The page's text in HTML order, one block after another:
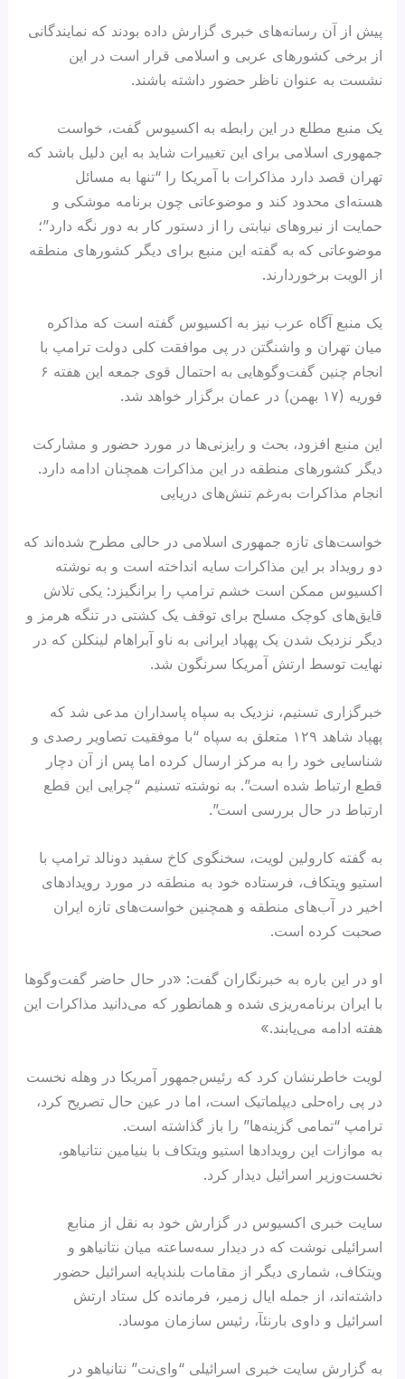
پیش از آن رسانه‌های خبری گزارش داده بودند که نمایندگانی
از برخی کشورهای عربی و اسلامی قرار است در این
نشست به عنوان ناظر حضور داشته باشند.
یک منبع مطلع در این رابطه به اکسیوس گفت، خواست
جمهوری اسلامی برای این تغییرات شاید به این دلیل باشد که
تهران قصد دارد مذاکرات با آمریکا را “تنها به مسائل
هسته‌ای محدود کند و موضوعاتی چون برنامه موشکی و
حمایت از نیروهای نیابتی را از دستور کار به دور نگه دارد”؛
موضوعاتی که به گفته این منبع برای دیگر کشورهای منطقه
از الویت برخوردارند.
یک منبع آگاه عرب نیز به اکسیوس گفته است که مذاکره
میان تهران و واشنگتن در پی موافقت کلی دولت ترامپ با
انجام چنین گفت‌وگوهایی به احتمال قوی جمعه این هفته ۶
فوریه (۱۷ بهمن) در عمان برگزار خواهد شد.
این منبع افزود، بحث و رایزنی‌ها در مورد حضور و مشارکت
دیگر کشورهای منطقه در این مذاکرات همچنان ادامه دارد.
انجام مذاکرات به‌رغم تنش‌های دریایی
خواست‌های تازه جمهوری اسلامی در حالی مطرح شده‌اند که
دو رویداد بر این مذاکرات سایه انداخته است و به نوشته
اکسیوس ممکن است خشم ترامپ را برانگیزد: یکی تلاش
قایق‌های کوچک مسلح برای توقف یک کشتی در تنگه هرمز و
دیگر نزدیک شدن یک پهپاد ایرانی به ناو آبراهام لینکلن که در
نهایت توسط ارتش آمریکا سرنگون شد.
خبرگزاری تسنیم، نزدیک به سپاه پاسداران مدعی شد که
پهپاد شاهد ۱۲۹ متعلق به سپاه “با موفقیت تصاویر رصدی و
شناسایی خود را به مرکز ارسال کرده اما پس از آن دچار
قطع ارتباط شده است”. به نوشته تسنیم “چرایی این قطع
ارتباط در حال بررسی است”.
به گفته کارولین لویت، سخنگوی کاخ سفید دونالد ترامپ با
استیو ویتکاف، فرستاده خود به منطقه در مورد رویدادهای
اخیر در آب‌های منطقه و همچنین خواست‌های تازه ایران
صحبت کرده است.
او در این باره به خبرنگاران گفت: «در حال حاضر گفت‌وگوها
با ایران برنامه‌ریزی شده و همانطور که می‌دانید مذاکرات این
هفته ادامه می‌یابند.»
لویت خاطرنشان کرد که رئیس‌جمهور آمریکا در وهله نخست
در پی راه‌حلی دیپلماتیک است، اما در عین حال تصریح کرد،
ترامپ “تمامی گزینه‌ها” را باز گذاشته است.
به موازات این رویدادها استیو ویتکاف با بنیامین نتانیاهو،
نخست‌وزیر اسرائیل دیدار کرد.
سایت خبری اکسیوس در گزارش خود به نقل از منابع
اسرائیلی نوشت که در دیدار سه‌ساعته میان نتانیاهو و
ویتکاف، شماری دیگر از مقامات بلندپایه اسرائیل حضور
داشته‌اند، از جمله ایال زمیر، فرمانده کل ستاد ارتش
اسرائیل و داوی بارنئآ، رئیس سازمان موساد.
به گزارش سایت خبری اسرائیلی “وای‌نت” نتانیاهو در